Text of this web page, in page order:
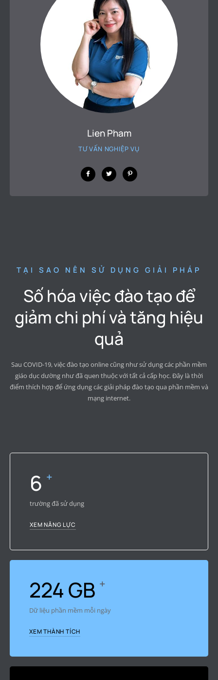
Lien Pham
TƯ VẤN NGHIỆP VỤ
TẠI SAO NÊN SỬ DỤNG GIẢI PHÁP
Số hóa việc đào tạo để
giảm chi phí và tăng hiệu
quả
Sau COVID-19, việc đào tạo online cũng như sử dụng các phần mềm
giáo dục dường như đã quen thuộc với tất cả cấp học. Đây là thời
điểm thích hợp để ứng dụng các giải pháp đào tạo qua phần mềm và
mạng internet.
8 +
trường đã sử dụng
XEM NĂNG LỰC
308GB+
Dữ liệu phần mềm mỗi ngày
XEM THÀNH TÍCH